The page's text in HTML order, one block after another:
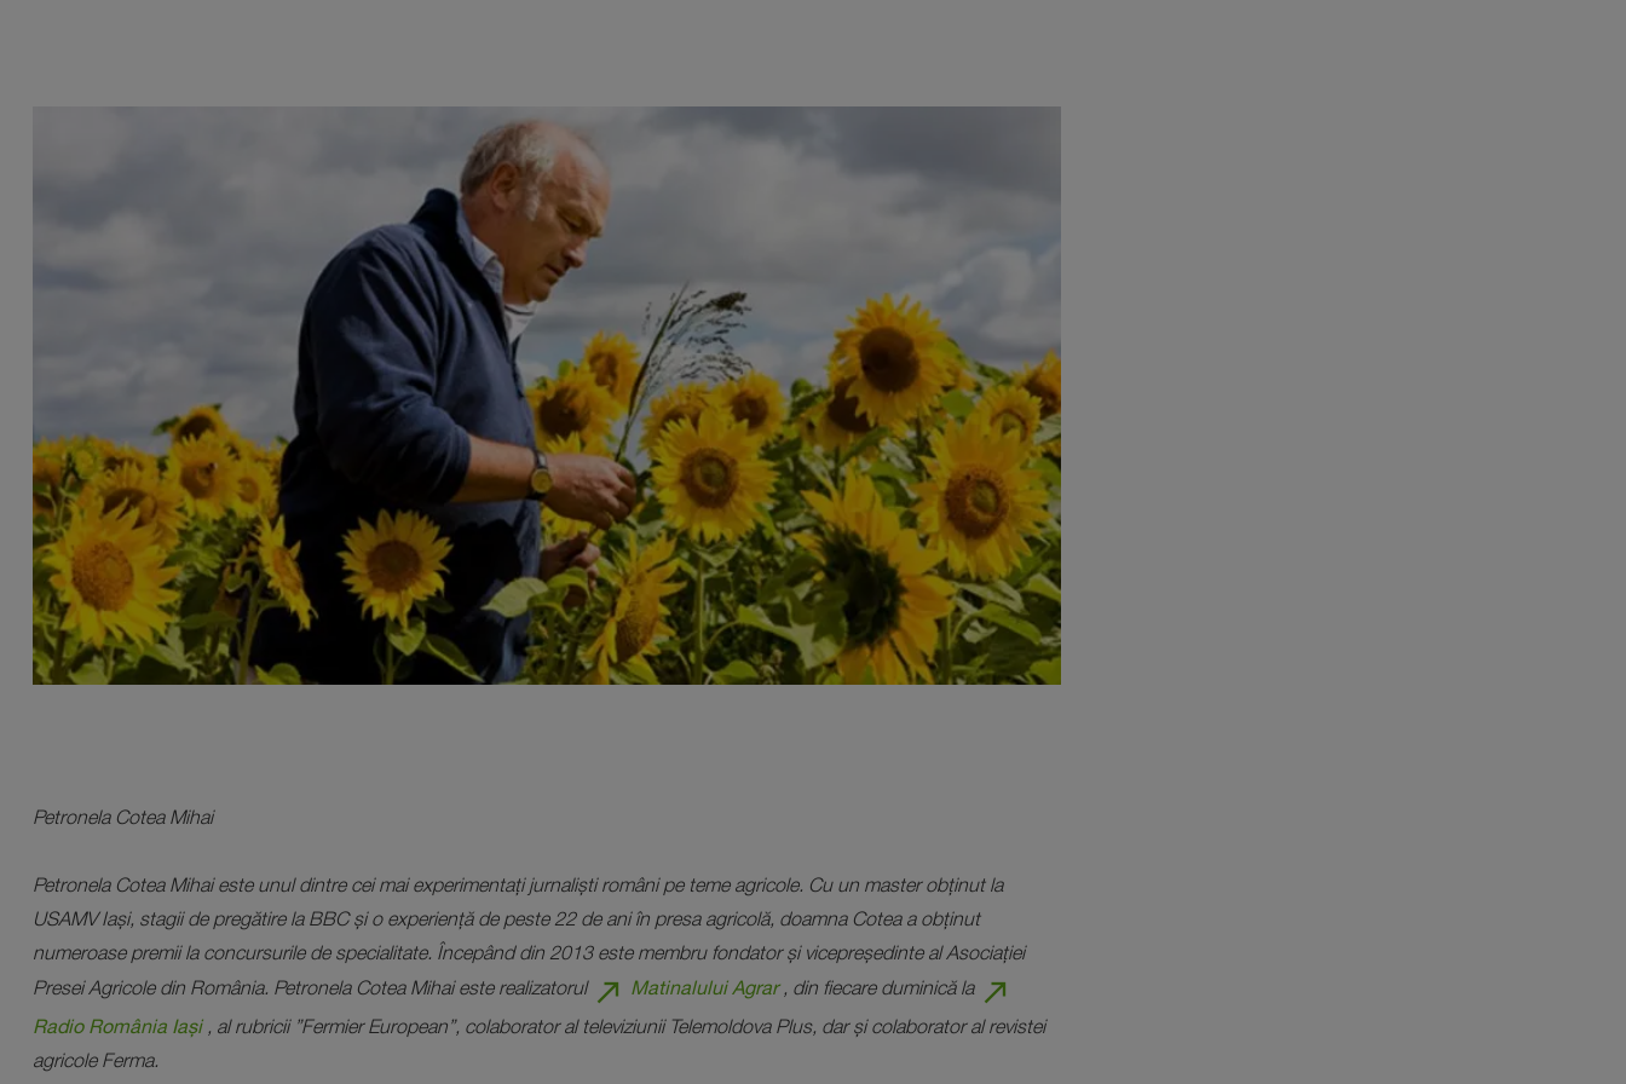
Petronela Cotea Mihai
Petronela Cotea Mihai este unul dintre cei mai experimentați jurnaliști români pe teme agricole. Cu un master obținut la
USAMV Iași, stagii de pregătire la BBC și o experiență de peste 22 de ani în presa agricolă, doamna Cotea a obținut
numeroase premii la concursurile de specialitate. Începând din 2013 este membru fondator și vicepreședinte al Asociației
Presei Agricole din România. Petronela Cotea Mihai este realizatorul north_east Matinalului Agrar, din fiecare duminică la north_east
Radio România Iași , al rubricii ”Fermier European”, colaborator al televiziunii Telemoldova Plus, dar și colaborator al revistei
agricole Ferma.